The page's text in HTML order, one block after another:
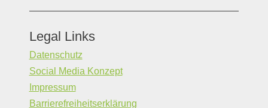
Legal Links
Datenschutz
Social Media Konzept
Impressum
Barrierefreiheitserklärung